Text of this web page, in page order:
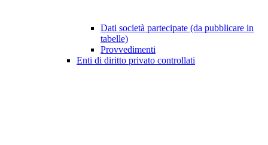
Dati società partecipate (da pubblicare in
tabelle)
Provvedimenti
Enti di diritto privato controllati